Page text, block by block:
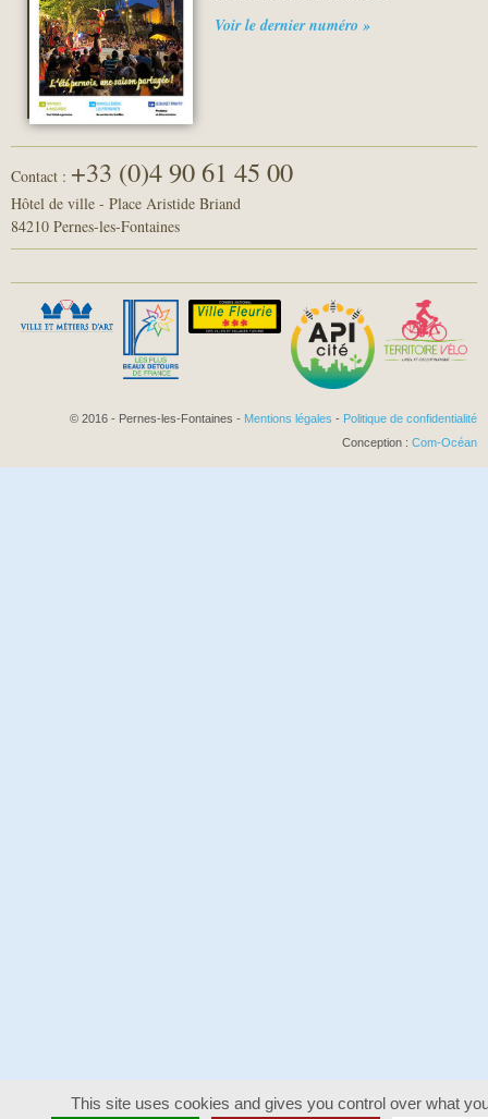
Voir le dernier numéro »
Contact : +33 (0)4 90 61 45 00
Hôtel de ville - Place Aristide Briand
84210 Pernes-les-Fontaines
© 2016 - Pernes-les-Fontaines - Mentions légales - Politique de confidentialité
Conception : Com-Océan
This site uses cookies and gives you control over what